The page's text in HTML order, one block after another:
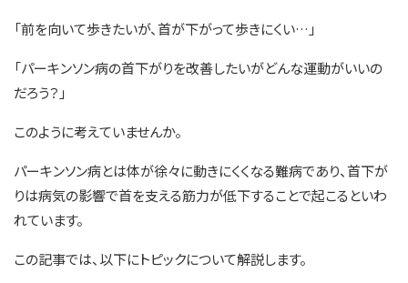
「前を向いて歩きたいが、首が下がって歩きにくい…」
「パーキンソン病の首下がりを改善したいがどんな運動がいいの
だろう？」
このように考えていませんか。
パーキンソン病とは体が徐々に動きにくくなる難病であり、首下が
りは病気の影響で首を支える筋力が低下することで起こるといわ
れています。
この記事では、以下にトピックについて解説します。